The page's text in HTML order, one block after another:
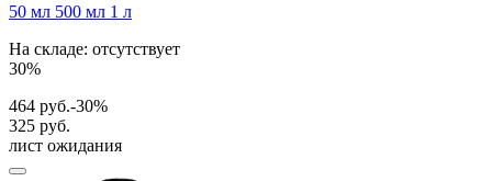
50 мл 500 мл 1 л
На складе: отсутствует
30%
464 руб.-30%
325 руб.
лист ожидания